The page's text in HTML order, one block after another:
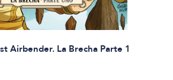
Airbender. La Brecha Parte 1